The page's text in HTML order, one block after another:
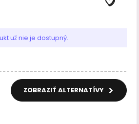
už nie je dostupný.
ZOBRAZIŤ ALTERNATÍVY